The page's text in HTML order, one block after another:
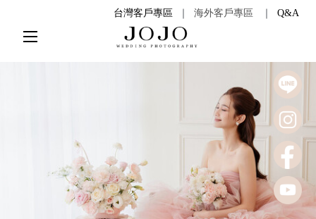
台灣客戶專區 海外客戶專區 Q&A